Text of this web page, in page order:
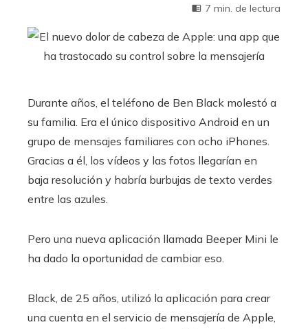
7 min. de lectura
Durante años, el teléfono de Ben Black molestó a
su familia. Era el único dispositivo Android en un
grupo de mensajes familiares con ocho iPhones.
Gracias a él, los vídeos y las fotos llegarían en
baja resolución y habría burbujas de texto verdes
entre las azules.
Pero una nueva aplicación llamada Beeper Mini le
ha dado la oportunidad de cambiar eso.
Black, de 25 años, utilizó la aplicación para crear
una cuenta en el servicio de mensajería de Apple,